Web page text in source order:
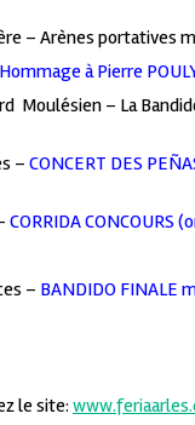
– Arènes portatives
à Pierre
Moulésien – La
– CONCERT DES
CORRIDA CONCOURS
– BANDIDO FINALE
le site: